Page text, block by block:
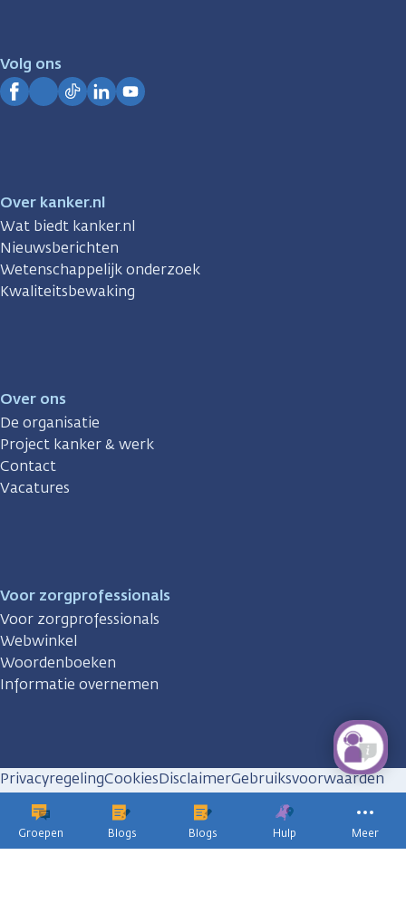
Groepen Blogs Blogs Hulp Meer
Volg ons
Over kanker.nl
Wat biedt kanker.nl
Nieuwsberichten
Wetenschappelijk onderzoek
Kwaliteitsbewaking
Over ons
De organisatie
Project kanker & werk
Contact
Vacatures
Voor zorgprofessionals
Voor zorgprofessionals
Webwinkel
Woordenboeken
Informatie overnemen
PrivacyregelingCookiesDisclaimerGebruiksvoorwaarden
Huisregels